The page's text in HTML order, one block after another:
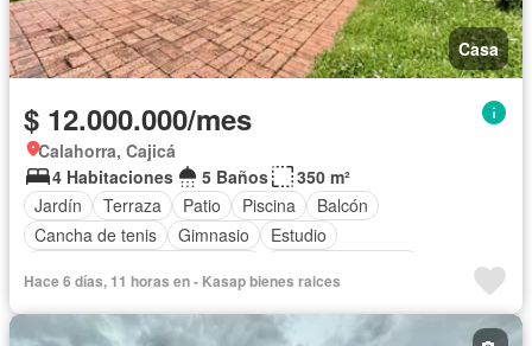
Casa
$ 12.000.000/mes
Calahorra, Cajicá
4 Habitaciones
5 Baños
350 m²
Jardín
Terraza Patio Piscina
Balcón
Cancha de tenis
Gimnasio
Estudio
Vista panorámica
Chimenea Barbecue
Gas natural
Hace 6 días, 11 horas en - Kasap bienes raices